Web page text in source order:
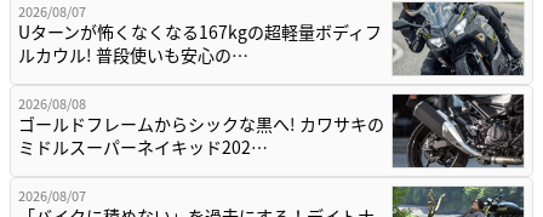
2026/08/07
Uターンが怖くなくなる167kgの超軽量ボディフ
ルカウル! 普段使いも安心の…
2026/08/08
ゴールドフレームからシックな黒へ! カワサキの
ミドルスーパーネイキッド202…
2026/08/07